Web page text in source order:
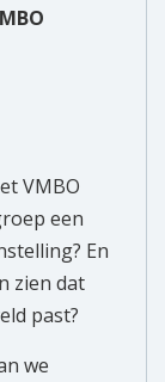
VMBO
een
En
zien dat
past?
we